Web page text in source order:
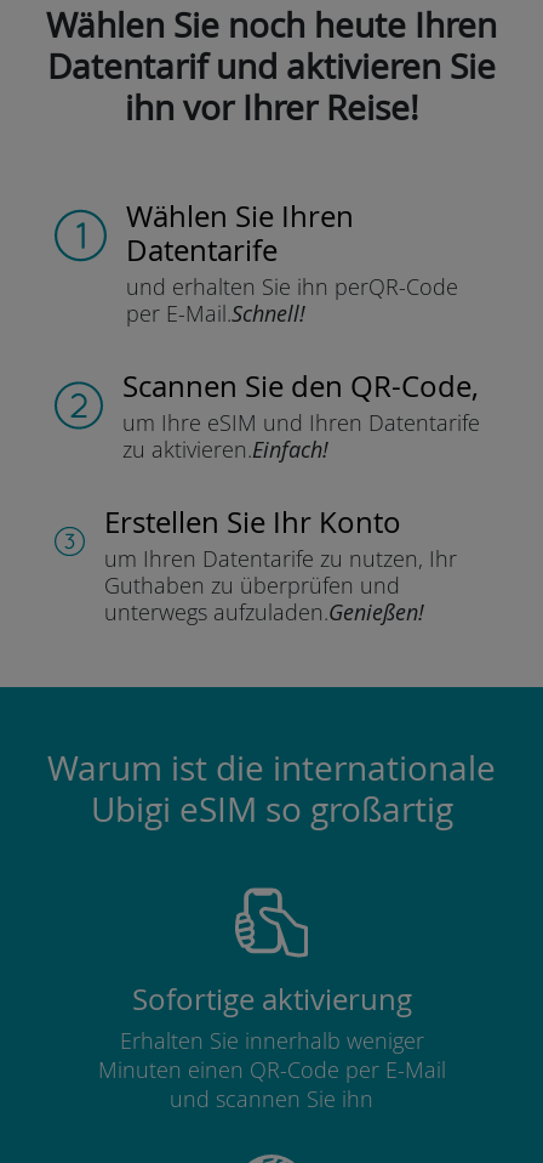
Wählen Sie noch heute Ihren
Datentarif und aktivieren Sie
ihn vor Ihrer Reise!
Wählen Sie Ihren
Datentarife
und erhalten Sie ihn perQR-Code
per E-Mail.Schnell!
Scannen Sie den QR-Code,
um Ihre eSIM und Ihren Datentarife
zu aktivieren.Einfach!
Erstellen Sie Ihr Konto
um Ihren Datentarife zu nutzen, Ihr
Guthaben zu überprüfen und
unterwegs aufzuladen.Genießen!
Warum ist die internationale
Ubigi eSIM so großartig
Sofortige aktivierung
Erhalten Sie innerhalb weniger
Minuten einen QR-Code per E-Mail
und scannen Sie ihn